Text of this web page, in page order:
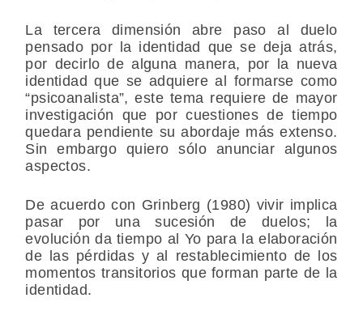
La tercera dimensión abre paso al duelo
pensado por la identidad que se deja atrás,
por decirlo de alguna manera, por la nueva
identidad que se adquiere al formarse como
“psicoanalista”, este tema requiere de mayor
investigación que por cuestiones de tiempo
quedara pendiente su abordaje más extenso.
Sin embargo quiero sólo anunciar algunos
aspectos.
De acuerdo con Grinberg (1980) vivir implica
pasar por una sucesión de duelos; la
evolución da tiempo al Yo para la elaboración
de las pérdidas y al restablecimiento de los
momentos transitorios que forman parte de la
identidad.